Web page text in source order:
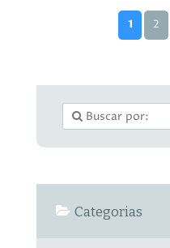
Paginação de posts
1 2
Categorias